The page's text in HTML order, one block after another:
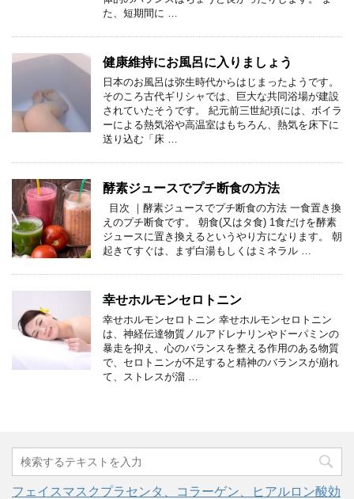
た、短期間に …
健康維持にお風呂に入りましょう
日本のお風呂は弥生時代からはじまったようです。
そのころ古代ギリシャでは、巨大な共同浴場が建設
されていたそうです。 紀元前三世紀頃には、ボイラ
ーによる熱気浴や高温室はもちろん、熱気を床下に
送り込む「床 …
酵素ジュースでプチ断食の方法
目次 ｜酵素ジュースでプチ断食の方法 一食置き換
えのプチ断食です。 朝食(又はタ食) 1食だけを酵素
ジュースに置き換えるというやり方になります。 朝
起きてすぐは、まず白湯もしくはミネラル …
幸せホルモンセロトニン
幸せホルモンセロトニン 幸せホルモンセロトニン
は、神経伝達物質ノルアドレナリンやドーパミンの
暴走を抑え、心のバランスを整える作用のある物質
で、セロトニンが不足すると精神のバランスが崩れ
て、ストレスが溜 …
フェイスマスクプラセンタ、コラーゲン、ヒアルロン酸効